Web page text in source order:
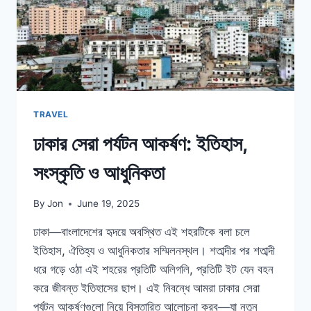
TRAVEL
ঢাকার সেরা পর্যটন আকর্ষণ: ইতিহাস,
সংস্কৃতি ও আধুনিকতা
By Jon June 19, 2025
ঢাকা—বাংলাদেশের হৃদয়ে অবস্থিত এই শহরটিকে বলা চলে
ইতিহাস, ঐতিহ্য ও আধুনিকতার সম্মিলনস্থল। শতাব্দীর পর শতাব্দী
ধরে গড়ে ওঠা এই শহরের প্রতিটি অলিগলি, প্রতিটি ইট যেন বহন
করে জীবন্ত ইতিহাসের ছাপ। এই নিবন্ধে আমরা ঢাকার সেরা
পর্যটন আকর্ষণগুলো নিয়ে বিস্তারিত আলোচনা করব—যা নতুন